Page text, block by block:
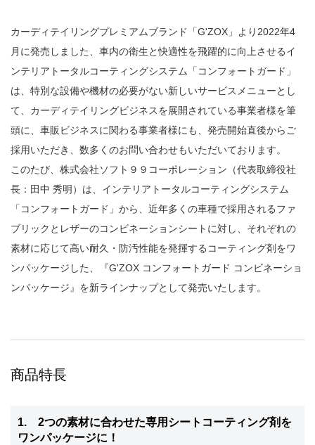
カーディテイリングプレミアムブランド「G'ZOX」より2022年4
月に発売しました、車内の衛生と快適性を飛躍的に向上させるイ
ンテリアトータルコーティングシステム「コンフォートガード」
は、特別な設備や機材の必要がない新しいサービスメニューとし
て、カーディテイリングビジネスを展開されている事業者様を筆
頭に、車販ビジネスに関わる事業者様にも、発売開始直後からご
採用いただき、数多くのお問い合わせもいただいております。
このたび、株式会社ソフト９９コーポレーション（代表取締役社
長：田中 秀明）は、インテリアトータルコーティングシステム
「コンフォートガード」から、近年多くの車種で採用されるファ
ブリックとレザーのコンビネーションシートに対し、それぞれの
素材に応じて高い耐久・防汚性能を発揮するコーティング剤をワ
ンパッケージした、『G'ZOX コンフォートガード コンビネーショ
ンパッケージ』を新ラインナップとして発売いたします。
商品特長
1. 2つの素材に合わせた専用シートコーティング剤を
ワンパッケージに！